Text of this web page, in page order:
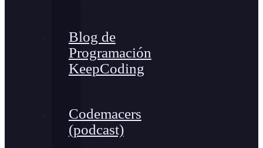
Blog de
Programación
KeepCoding
Codemacers
(podcast)